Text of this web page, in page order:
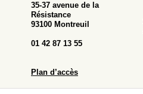
35-37 avenue de la
Résistance
93100 Montreuil
01 42 87 13 55
Plan d’accès